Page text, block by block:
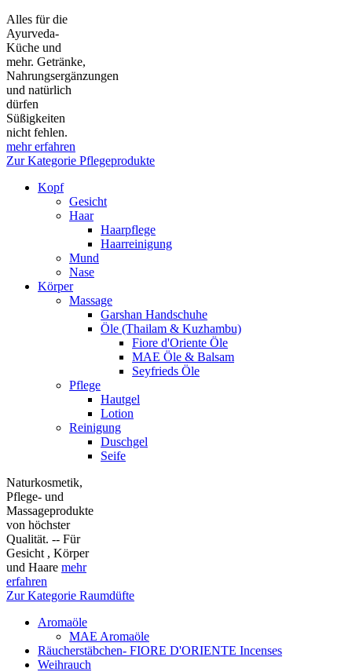
Alles für die
Ayurveda-
Küche und
mehr. Getränke,
Nahrungsergänzungen
und natürlich
dürfen
Süßigkeiten
nicht fehlen.
mehr erfahren
Zur Kategorie Pflegeprodukte
Kopf
Gesicht
Haar
Haarpflege
Haarreinigung
Mund
Nase
Körper
Massage
Garshan Handschuhe
Öle (Thailam & Kuzhambu)
Fiore d'Oriente Öle
MAE Öle & Balsam
Seyfrieds Öle
Pflege
Hautgel
Lotion
Reinigung
Duschgel
Seife
Naturkosmetik,
Pflege- und
Massageprodukte
von höchster
Qualität. -- Für
Gesicht , Körper
und Haare mehr
erfahren
Zur Kategorie Raumdüfte
Aromaöle
MAE Aromaöle
Räucherstäbchen- FIORE D'ORIENTE Incenses
Weihrauch